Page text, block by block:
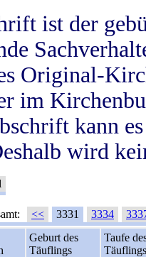
ist der
Original-
im
kann
wird
<< 3331 3334
Geburt des
Täuflings
Taufe
Täuflings